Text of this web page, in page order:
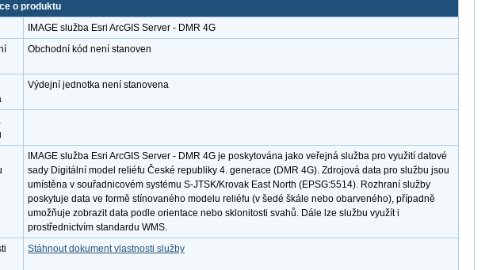
o produktu
IMAGE služba Esri ArcGIS Server - DMR 4G
Obchodní kód není stanoven
Výdejní jednotka není stanovena
IMAGE služba Esri ArcGIS Server - DMR 4G je poskytována jako veřejná služba pro využití datové
sady Digitální model reliéfu České republiky 4. generace (DMR 4G). Zdrojová data pro službu jsou
umístěna v souřadnicovém systému S-JTSK/Krovak East North (EPSG:5514). Rozhraní služby
poskytuje data ve formě stínovaného modelu reliéfu (v šedé škále nebo obarveného), případně
umožňuje zobrazit data podle orientace nebo sklonitosti svahů. Dále lze službu využít i
prostřednictvím standardu WMS.
Stáhnout dokument vlastnosti služby